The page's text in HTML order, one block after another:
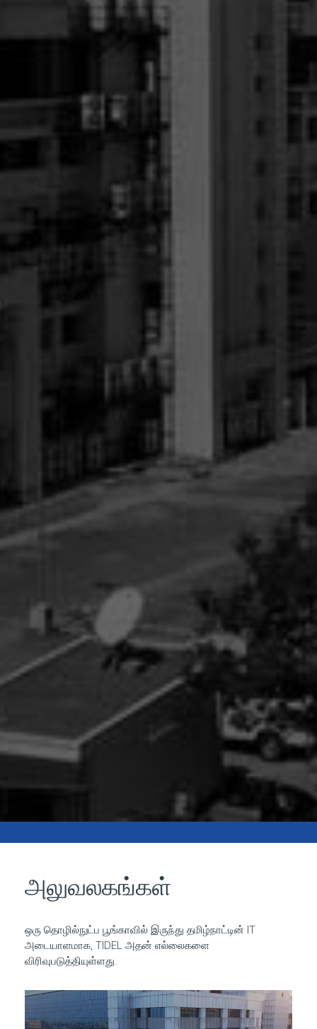
அலுவலகங்கள்
ஒரு தொழில்நுட்ப பூங்காவில் இருந்து தமிழ்நாட்டின் IT
அடையாளமாக, TIDEL அதன் எல்லைகளை
விரிவுபடுத்தியுள்ளது.